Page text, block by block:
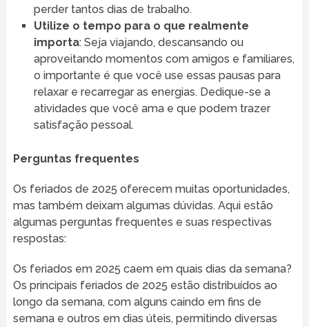
perder tantos dias de trabalho.
Utilize o tempo para o que realmente
importa: Seja viajando, descansando ou
aproveitando momentos com amigos e familiares,
o importante é que você use essas pausas para
relaxar e recarregar as energias. Dedique-se a
atividades que você ama e que podem trazer
satisfação pessoal.
Perguntas frequentes
Os feriados de 2025 oferecem muitas oportunidades,
mas também deixam algumas dúvidas. Aqui estão
algumas perguntas frequentes e suas respectivas
respostas:
Os feriados em 2025 caem em quais dias da semana?
Os principais feriados de 2025 estão distribuídos ao
longo da semana, com alguns caindo em fins de
semana e outros em dias úteis, permitindo diversas